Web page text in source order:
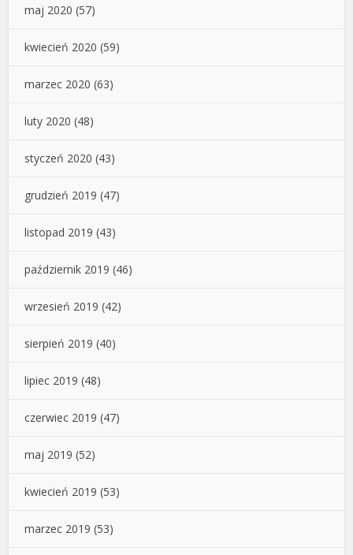
maj 2020 (57)
kwiecień 2020 (59)
marzec 2020 (63)
luty 2020 (48)
styczeń 2020 (43)
grudzień 2019 (47)
listopad 2019 (43)
październik 2019 (46)
wrzesień 2019 (42)
sierpień 2019 (40)
lipiec 2019 (48)
czerwiec 2019 (47)
maj 2019 (52)
kwiecień 2019 (53)
marzec 2019 (53)